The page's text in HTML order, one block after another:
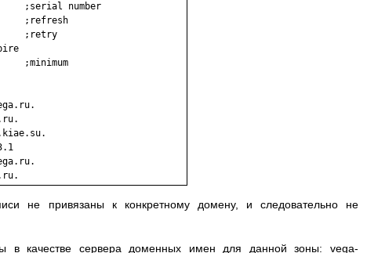
;serial number
;refresh
;retry
;minimum
не привязаны к конкретному домену, и следовательно не
в качестве сервера доменных имен для данной зоны: vega-